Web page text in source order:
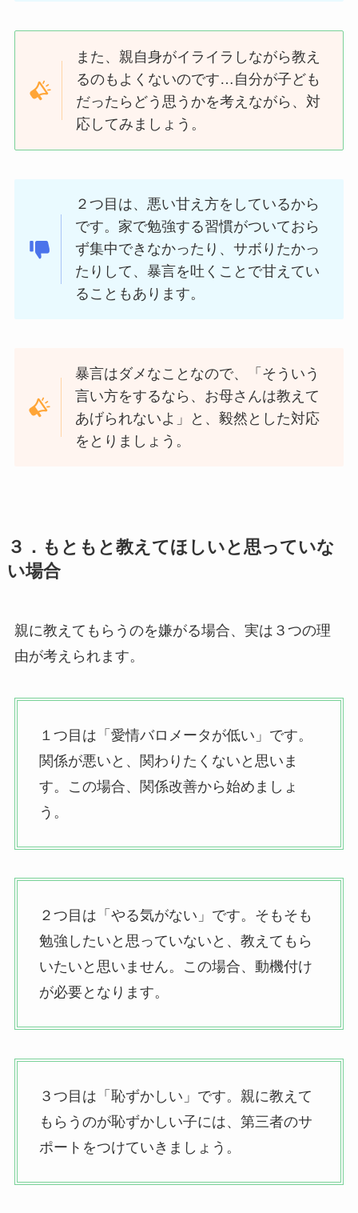
また、親自身がイライラしながら教え
るのもよくないのです…自分が子ども
だったらどう思うかを考えながら、対
応してみましょう。
２つ目は、悪い甘え方をしているから
です。家で勉強する習慣がついておら
ず集中できなかったり、サボりたかっ
たりして、暴言を吐くことで甘えてい
ることもあります。
暴言はダメなことなので、「そういう
言い方をするなら、お母さんは教えて
あげられないよ」と、毅然とした対応
をとりましょう。
３．もともと教えてほしいと思っていな
い場合
親に教えてもらうのを嫌がる場合、実は３つの理
由が考えられます。
１つ目は「愛情バロメータが低い」です。
関係が悪いと、関わりたくないと思いま
す。この場合、関係改善から始めましょ
う。
２つ目は「やる気がない」です。そもそも
勉強したいと思っていないと、教えてもら
いたいと思いません。この場合、動機付け
が必要となります。
３つ目は「恥ずかしい」です。親に教えて
もらうのが恥ずかしい子には、第三者のサ
ポートをつけていきましょう。